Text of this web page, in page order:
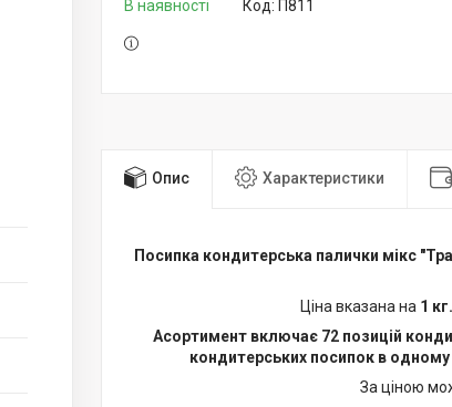
В наявності Код: П811
Опис Характеристики
Посипка кондитерська палички мікс
Ціна вказана на 1 кг.
Асортимент включає 72 позицій
кондитерських посипок в
За ціною